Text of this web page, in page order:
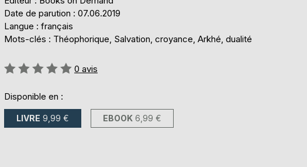
Date de parution : 07.06.2019
Langue : français
Mots-clés : Théophorique, Salvation, croyance, Arkhé, dualité
Évaluation:
0 avis
Disponible en :
LIVRE 9,99 € EBOOK 6,99 €